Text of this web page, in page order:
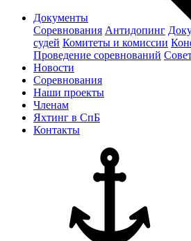
Документы
Соревнования Антидопинг
судей Комитеты и комиссии
Проведение соревнований
Новости
Соревнования
Наши проекты
Членам
Яхтинг в СпБ
Контакты